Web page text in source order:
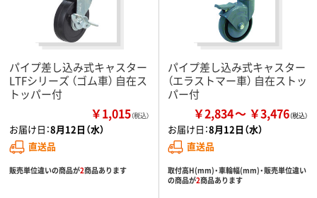
パイプ差し込み式キャスター
LTFシリーズ （ゴム車） 自在ス
トッパー付
￥1,015（税込）
お届け日：8月12日（水）
直送品
販売単位違いの商品が2商品あります
パイプ差し込み式キャスター
（エラストマー車） 自在ストッ
パー付
￥2,834 ￥3,476
お届け日：8月12日（水）
直送品
取付高H(mm)・車輪幅(mm)・販売単位違い
の商品が2商品あります